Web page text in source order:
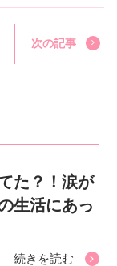
次の記事
た？！涙が
生活にあっ
続きを読む